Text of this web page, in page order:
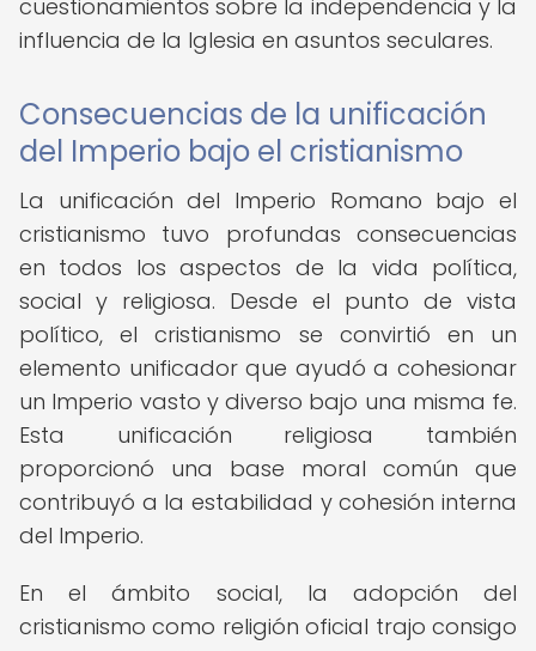
cuestionamientos sobre la independencia y la
influencia de la Iglesia en asuntos seculares.
Consecuencias de la unificación
del Imperio bajo el cristianismo
La unificación del Imperio Romano bajo el
cristianismo tuvo profundas consecuencias
en todos los aspectos de la vida política,
social y religiosa. Desde el punto de vista
político, el cristianismo se convirtió en un
elemento unificador que ayudó a cohesionar
un Imperio vasto y diverso bajo una misma fe.
Esta unificación religiosa también
proporcionó una base moral común que
contribuyó a la estabilidad y cohesión interna
del Imperio.
En el ámbito social, la adopción del
cristianismo como religión oficial trajo consigo